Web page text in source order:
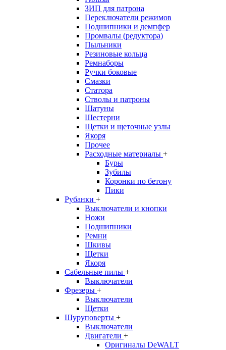
ЗИП для патрона
Переключатели режимов
Подшипники и демпфер
Промвалы (редуктора)
Пыльники
Резиновые кольца
Ремнаборы
Ручки боковые
Смазки
Статора
Стволы и патроны
Шатуны
Шестерни
Щетки и щеточные узлы
Якоря
Прочее
Расходные материалы +
Буры
Зубилы
Коронки по бетону
Пики
Рубанки +
Выключатели и кнопки
Ножи
Подшипники
Ремни
Шкивы
Щетки
Якоря
Сабельные пилы +
Выключатели
Фрезеры +
Выключатели
Щетки
Шуруповерты +
Выключатели
Двигатели +
Оригиналы DeWALT